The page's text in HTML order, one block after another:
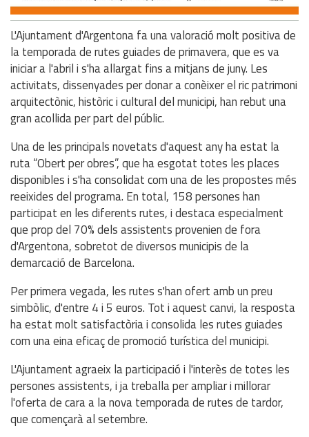
L'Ajuntament d'Argentona fa una valoració molt positiva de
la temporada de rutes guiades de primavera, que es va
iniciar a l'abril i s'ha allargat fins a mitjans de juny. Les
activitats, dissenyades per donar a conèixer el ric patrimoni
arquitectònic, històric i cultural del municipi, han rebut una
gran acollida per part del públic.
Una de les principals novetats d'aquest any ha estat la
ruta “Obert per obres”, que ha esgotat totes les places
disponibles i s'ha consolidat com una de les propostes més
reeixides del programa. En total, 158 persones han
participat en les diferents rutes, i destaca especialment
que prop del 70% dels assistents provenien de fora
d'Argentona, sobretot de diversos municipis de la
demarcació de Barcelona.
Per primera vegada, les rutes s'han ofert amb un preu
simbòlic, d'entre 4 i 5 euros. Tot i aquest canvi, la resposta
ha estat molt satisfactòria i consolida les rutes guiades
com una eina eficaç de promoció turística del municipi.
L'Ajuntament agraeix la participació i l'interès de totes les
persones assistents, i ja treballa per ampliar i millorar
l'oferta de cara a la nova temporada de rutes de tardor,
que començarà al setembre.